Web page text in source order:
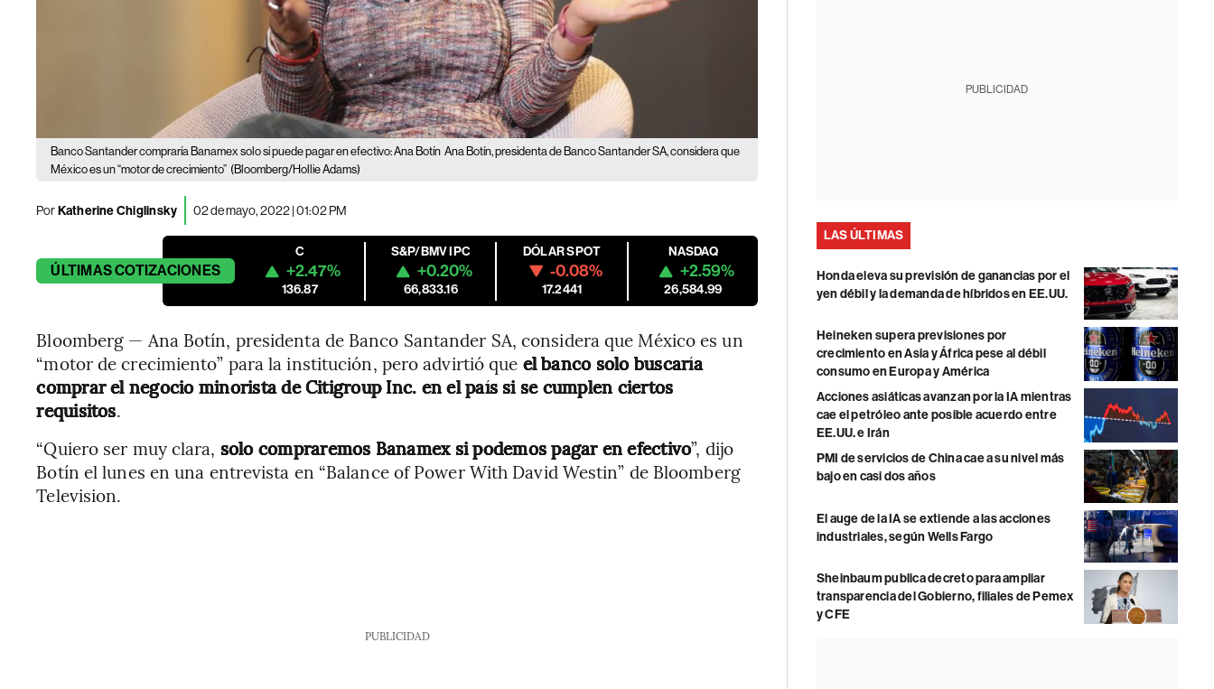
Banco Santander compraría Banamex solo si puede pagar en efectivo: Ana Botín Ana Botín, presidenta de Banco Santander SA, considera que
México es un “motor de crecimiento” (Bloomberg/Hollie Adams)
PorKatherine Chiglinsky 02 de mayo, 2022 | 01:02 PM
ÚLTIMASCOTIZACIONES
C
+2.47%
136.87
S&P/BMV IPC
+0.20%
66,833.16
DÓLAR SPOT
-0.08%
17.2441
NASDAQ
+2.59%
26,584.99
Bloomberg — Ana Botín, presidenta de Banco Santander SA, considera que México es un
“motor de crecimiento” para la institución, pero advirtió que el banco solo buscaría
comprar el negocio minorista de Citigroup Inc. en el país si se cumplen ciertos
requisitos.
“Quiero ser muy clara, solo compraremos Banamex si podemos pagar en efectivo”, dijo
Botín el lunes en una entrevista en “Balance of Power With David Westin” de Bloomberg
Television.
PUBLICIDAD
PUBLICIDAD
LAS ÚLTIMAS
Honda eleva su previsión de ganancias por el
yen débil y la demanda de híbridos en EE.UU.
Heineken supera previsiones por
crecimiento en Asia y África pese al débil
consumo en Europa y América
Acciones asiáticas avanzan por la IA mientras
cae el petróleo ante posible acuerdo entre
EE.UU. e Irán
PMI de servicios de China cae a su nivel más
bajo en casi dos años
El auge de la IA se extiende a las acciones
industriales, según Wells Fargo
Sheinbaum publica decreto para ampliar
transparencia del Gobierno, filiales de Pemex
y CFE